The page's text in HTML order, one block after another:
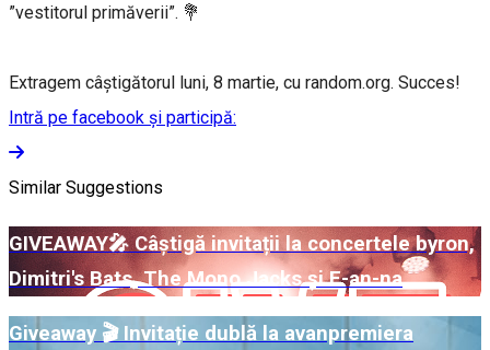
”vestitorul primăverii”. 💐
Extragem câștigătorul luni, 8 martie, cu random.org. Succes!
Intră pe facebook și participă:
Similar Suggestions
GIVEAWAY🎤 Câștigă invitații la concertele byron,
Dimitri's Bats, The Mono Jacks și E-an-na
Giveaway 🎬 Invitație dublă la avanpremiera